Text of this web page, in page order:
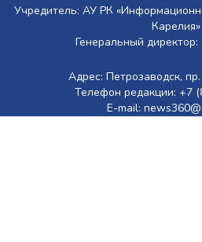
Учредитель: АУ РК
Карелия»
Генеральный
Адрес: Петрозаводск,
Телефон редакции: +7
E-mail: